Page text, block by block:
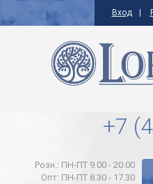
Вход
+7
Розн.: ПН-ПТ 9.00 - 20.00
Опт: ПН-ПТ 8.30 - 17.30